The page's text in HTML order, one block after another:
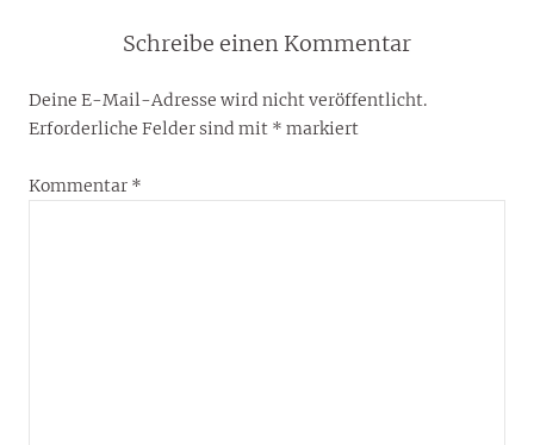
Schreibe einen Kommentar
Deine E-Mail-Adresse wird nicht veröffentlicht.
Erforderliche Felder sind mit * markiert
Kommentar *